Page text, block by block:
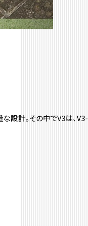
な設計。その中でV3は、V3-